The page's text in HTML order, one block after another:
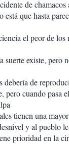
de chamacos
está que hasta
el peor de los
suerte existe, pero
debería de
pero cuando pasa
tienen una
y al pueblo
prioridad en la